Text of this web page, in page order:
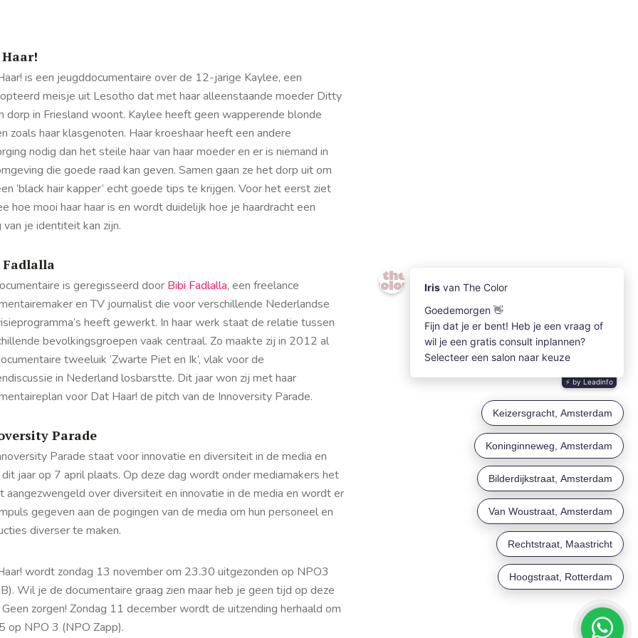
is een jeugddocumentaire over de 12-jarige Kaylee, een
meisje uit Lesotho dat met haar alleenstaande moeder Ditty
dorp in Friesland woont. Kaylee heeft geen wapperende blonde
zoals haar klasgenoten. Haar kroeshaar heeft een andere
nodig dan het steile haar van haar moeder en er is niemand in
die goede raad kan geven. Samen gaan ze het dorp uit om
‘black hair kapper’ echt goede tips te krijgen. Voor het eerst ziet
hoe mooi haar haar is en wordt duidelijk hoe je haardracht een
van je identiteit kan zijn.
is geregisseerd door Bibi Fadlalla, een freelance
en TV journalist die voor verschillende Nederlandse
heeft gewerkt. In haar werk staat de relatie tussen
bevolkingsgroepen vaak centraal. Zo maakte zij in 2012 al
tweeluik ‘Zwarte Piet en Ik’, vlak voor de
in Nederland losbarstte. Dit jaar won zij met haar
voor Dat Haar! de pitch van de Innoversity Parade.
Parade
Parade staat voor innovatie en diversiteit in de media en
jaar op 7 april plaats. Op deze dag wordt onder mediamakers het
aangezwengeld over diversiteit en innovatie in de media en wordt er
gegeven aan de pogingen van de media om hun personeel en
diverser te maken.
wordt zondag 13 november om 23.30 uitgezonden op NPO3
Wil je de documentaire graag zien maar heb je geen tijd op deze
zorgen! Zondag 11 december wordt de uitzending herhaald om
op NPO 3 (NPO Zapp).